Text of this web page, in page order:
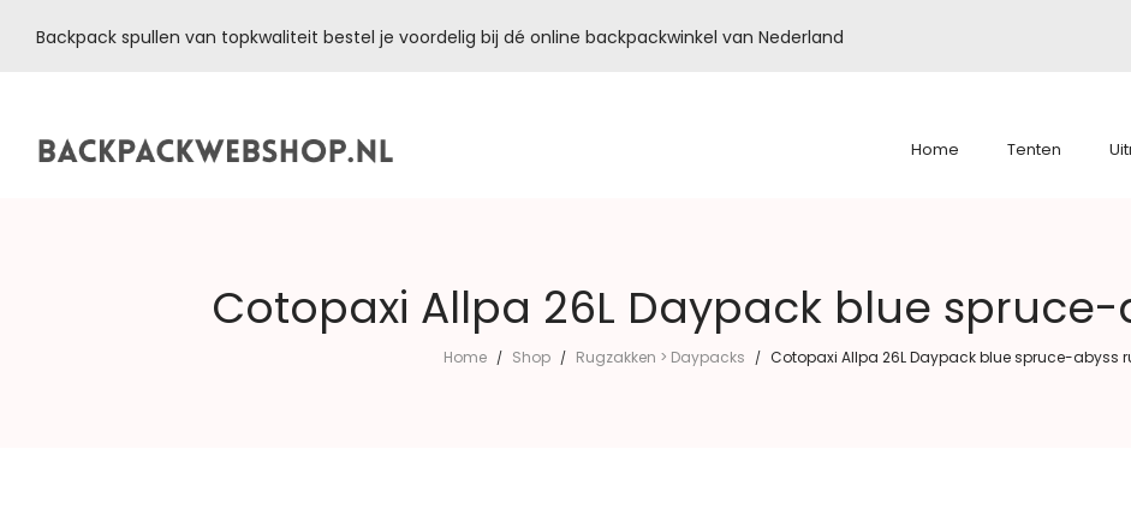
Backpack spullen van topkwaliteit bestel je voordelig bij dé online backpackwinkel van Nederland
Home Tenten
Cotopaxi Allpa 26L Daypack blue
Home / Shop / Rugzakken > Daypacks / Cotopaxi Allpa 26L Daypack blue spruce-abyss